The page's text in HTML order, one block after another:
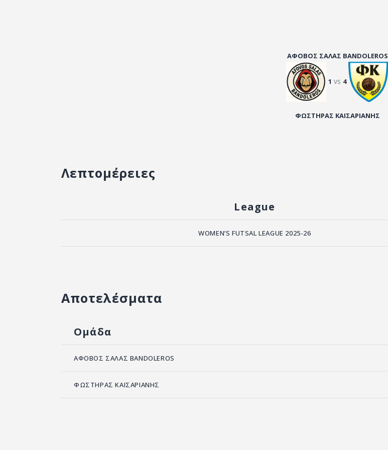
ΑΦΟΒΟΣ ΣΑΛΑΣ BANDOLEROS
1 vs 4
ΦΩΣΤΗΡΑΣ ΚΑΙΣΑΡΙΑΝΗΣ
Λεπτομέρειες
League
WOMEN’S FUTSAL LEAGUE 2025-26
Αποτελέσματα
Ομάδα
ΑΦΟΒΟΣ ΣΑΛΑΣ BANDOLEROS
ΦΩΣΤΗΡΑΣ ΚΑΙΣΑΡΙΑΝΗΣ